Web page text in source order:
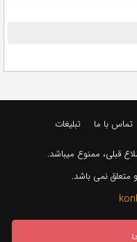
تماس با ما تبلیغات
قبلی، ممنوع میباشد.
متعلق نمی باشد.